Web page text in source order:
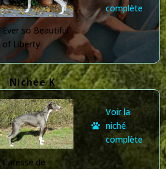
Ever so Beautiful
of Liberty
complète
Nichée K
Caresse de
Voir la
niché
complète